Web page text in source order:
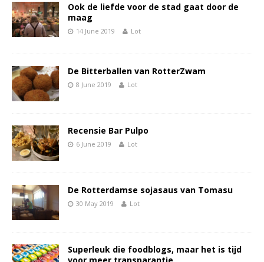
Ook de liefde voor de stad gaat door de
maag
14 June 2019 Lot
De Bitterballen van RotterZwam
8 June 2019 Lot
Recensie Bar Pulpo
6 June 2019 Lot
De Rotterdamse sojasaus van Tomasu
30 May 2019 Lot
Superleuk die foodblogs, maar het is tijd